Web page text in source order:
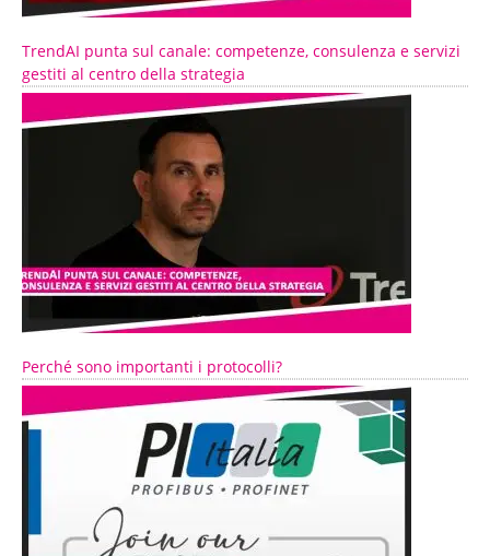
TrendAI punta sul canale: competenze, consulenza e servizi
gestiti al centro della strategia
Perché sono importanti i protocolli?